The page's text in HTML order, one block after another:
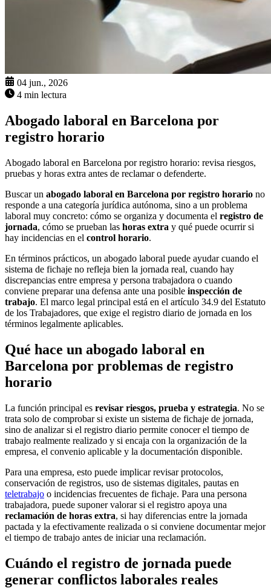
04 jun., 2026
4 min lectura
Abogado laboral en Barcelona por
registro horario
Abogado laboral en Barcelona por registro horario: revisa riesgos,
pruebas y horas extra antes de reclamar o defenderte.
Buscar un abogado laboral en Barcelona por registro horario no
responde a una categoría jurídica autónoma, sino a un problema
laboral muy concreto: cómo se organiza y documenta el registro de
jornada, cómo se prueban las horas extra y qué puede ocurrir si
hay incidencias en el control horario.
En términos prácticos, un abogado laboral puede ayudar cuando el
sistema de fichaje no refleja bien la jornada real, cuando hay
discrepancias entre empresa y persona trabajadora o cuando
conviene preparar una defensa ante una posible inspección de
trabajo. El marco legal principal está en el artículo 34.9 del Estatuto
de los Trabajadores, que exige el registro diario de jornada en los
términos legalmente aplicables.
Qué hace un abogado laboral en
Barcelona por problemas de registro
horario
La función principal es revisar riesgos, prueba y estrategia. No se
trata solo de comprobar si existe un sistema de fichaje de jornada,
sino de analizar si el registro diario permite conocer el tiempo de
trabajo realmente realizado y si encaja con la organización de la
empresa, el convenio aplicable y la documentación disponible.
Para una empresa, esto puede implicar revisar protocolos,
conservación de registros, uso de sistemas digitales, pautas en
teletrabajo o incidencias frecuentes de fichaje. Para una persona
trabajadora, puede suponer valorar si el registro apoya una
reclamación de horas extra, si hay diferencias entre la jornada
pactada y la efectivamente realizada o si conviene documentar mejor
el tiempo de trabajo antes de iniciar una reclamación.
Cuándo el registro de jornada puede
generar conflictos laborales reales